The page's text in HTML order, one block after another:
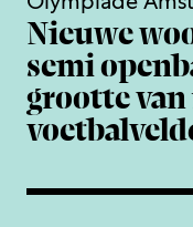
Olympiade
Nieuwe
semi
grootte van